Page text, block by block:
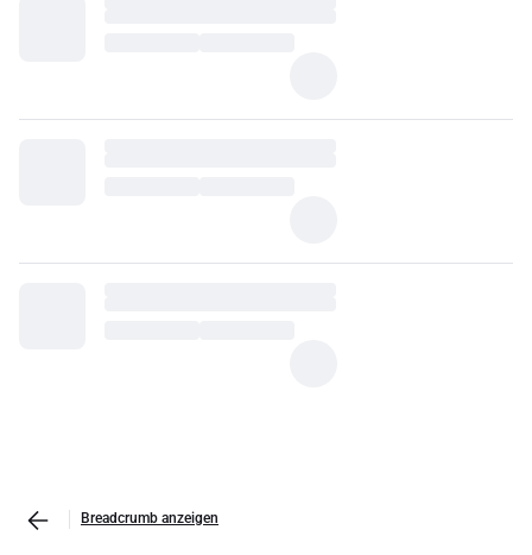
Breadcrumb anzeigen